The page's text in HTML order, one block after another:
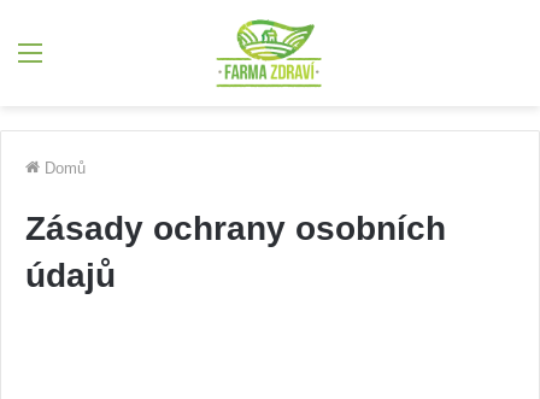
Domů
Zásady ochrany osobních
údajů